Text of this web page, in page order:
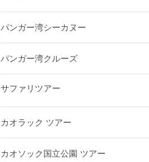
パンガー湾シーカヌー
パンガー湾クルーズ
サファリツアー
カオラック ツアー
カオソック国立公園 ツアー